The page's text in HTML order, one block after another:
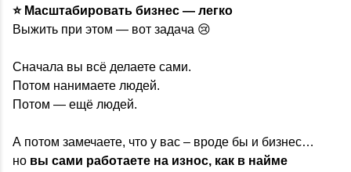
⭐ Масштабировать бизнес — легко
Выжить при этом — вот задача 😢
Сначала вы всё делаете сами.
Потом нанимаете людей.
Потом — ещё людей.
А потом замечаете, что у вас – вроде бы и бизнес…
но вы сами работаете на износ, как в найме